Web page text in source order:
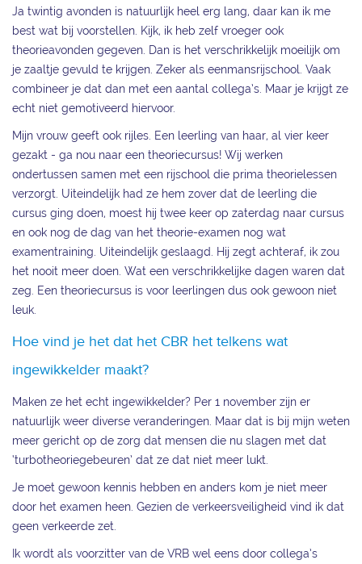
Ja twintig avonden is natuurlijk heel erg lang, daar kan ik me
best wat bij voorstellen. Kijk, ik heb zelf vroeger ook
theorieavonden gegeven. Dan is het verschrikkelijk moeilijk om
je zaaltje gevuld te krijgen. Zeker als eenmansrijschool. Vaak
combineer je dat dan met een aantal collega’s. Maar je krijgt ze
echt niet gemotiveerd hiervoor.
Mijn vrouw geeft ook rijles. Een leerling van haar, al vier keer
gezakt - ga nou naar een theoriecursus! Wij werken
ondertussen samen met een rijschool die prima theorielessen
verzorgt. Uiteindelijk had ze hem zover dat de leerling die
cursus ging doen, moest hij twee keer op zaterdag naar cursus
en ook nog de dag van het theorie-examen nog wat
examentraining. Uiteindelijk geslaagd. Hij zegt achteraf, ik zou
het nooit meer doen. Wat een verschrikkelijke dagen waren dat
zeg. Een theoriecursus is voor leerlingen dus ook gewoon niet
leuk.
Hoe vind je het dat het CBR het telkens wat
ingewikkelder maakt?
Maken ze het echt ingewikkelder? Per 1 november zijn er
natuurlijk weer diverse veranderingen. Maar dat is bij mijn weten
meer gericht op de zorg dat mensen die nu slagen met dat
‘turbotheoriegebeuren’ dat ze dat niet meer lukt.
Je moet gewoon kennis hebben en anders kom je niet meer
door het examen heen. Gezien de verkeersveiligheid vind ik dat
geen verkeerde zet.
Ik wordt als voorzitter van de VRB wel eens door collega’s